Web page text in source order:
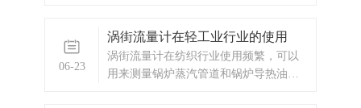
域的计量、控制系统。配备有卫生接头
的卡箍
06-23
涡街流量计在轻工业行业的使用
涡街流量计在纺织行业使用频繁，可以
用来测量锅炉蒸汽管道和锅炉导热油管